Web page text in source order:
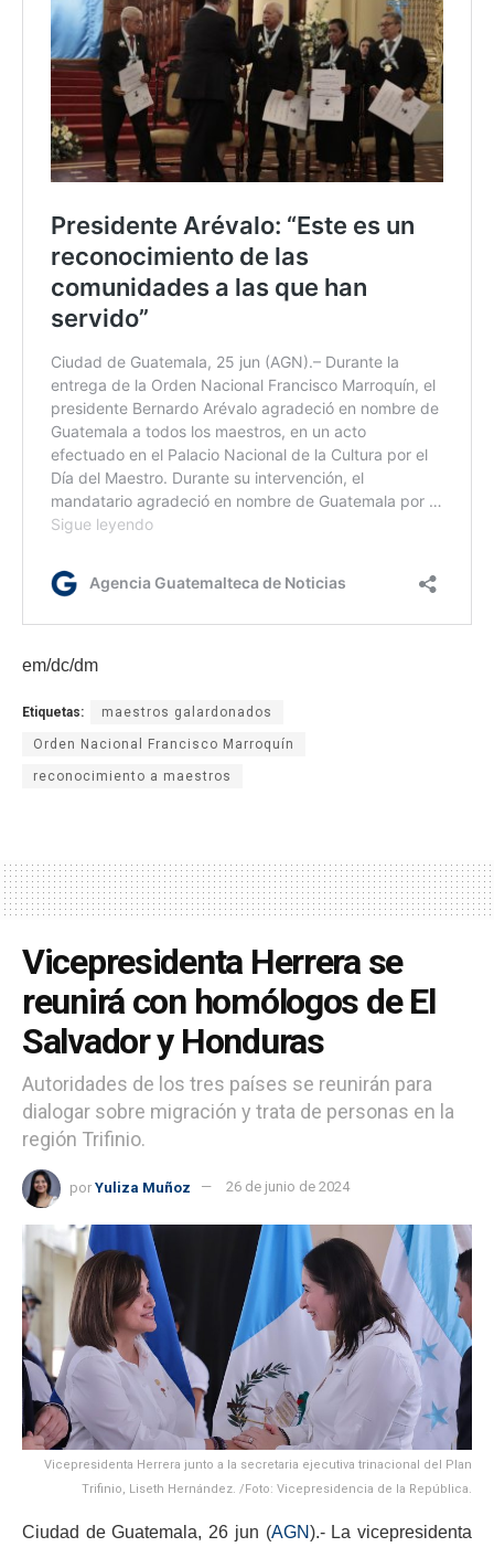
em/dc/dm
Etiquetas: maestros galardonados
Orden Nacional Francisco Marroquín
reconocimiento a maestros
Vicepresidenta Herrera se
reunirá con homólogos de El
Salvador y Honduras
Autoridades de los tres países se reunirán para
dialogar sobre migración y trata de personas en la
región Trifinio.
por Yuliza Muñoz 26 de junio de 2024
Vicepresidenta Herrera junto a la secretaria ejecutiva trinacional del Plan
Trifinio, Liseth Hernández. /Foto: Vicepresidencia de la República.
Ciudad de Guatemala, 26 jun (AGN).- La vicepresidenta